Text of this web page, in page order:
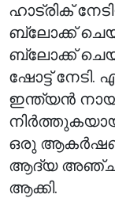
ഹാട്രിക്
ബ്ലോക്ക്
ബ്ലോക്ക്
ഷോട്ട്
ഇന്ത്യൻ
ഒരു
ആദ്യ അഞ്ച്
ആക്കി.